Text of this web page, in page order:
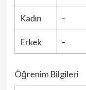
Kadın –
Erkek –
Öğrenim Bilgileri